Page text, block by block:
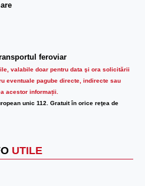
feroviar
valabile doar pentru data şi ora solicitării
eventuale pagube directe, indirecte sau
acestor informații.
unic 112. Gratuit în orice reţea de
UTILE